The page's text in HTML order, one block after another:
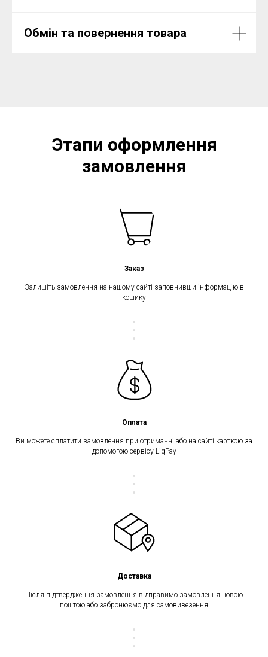
Обмін та повернення товара
Этапи оформлення
замовлення
Заказ
Залишіть замовлення на нашому сайті заповнивши інформацію в
кошику
Оплата
Ви можете сплатити замовлення при отриманні або на сайті карткою за
допомогою сервісу LiqPay
Доставка
Після підтвердження замовлення відправимо замовлення новою
поштою або забронюємо для самовивезення